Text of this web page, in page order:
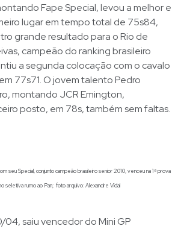
Fape Special, levou a melhor e
lugar em tempo total de 75s84,
grande resultado para o Rio de
campeão do ranking brasileiro
a segunda colocação com o cavalo
77s71. O jovem talento Pedro
montando JCR Emington,
posto, em 78s, também sem faltas.
seu Special, conjunto campeão brasileiro senior 2010, venceu na 1ª prova
seletiva rumo ao Pan; foto arquivo: Alexandre Vidal
04, saiu vencedor do Mini GP